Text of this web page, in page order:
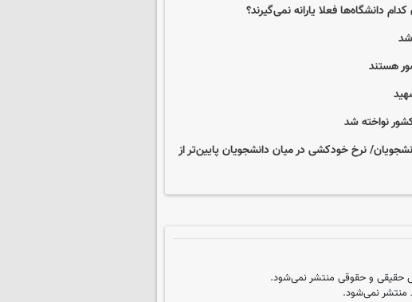
دانشگاه‌ها فعلا یارانه نمی‌گیرند؟
هستند
نواخته شد
نرخ خودکشی در میان دانشجویان پایین‌تر از
حقیقی و حقوقی منتشر نمی‌شود.
منتشر نمی‌شود.